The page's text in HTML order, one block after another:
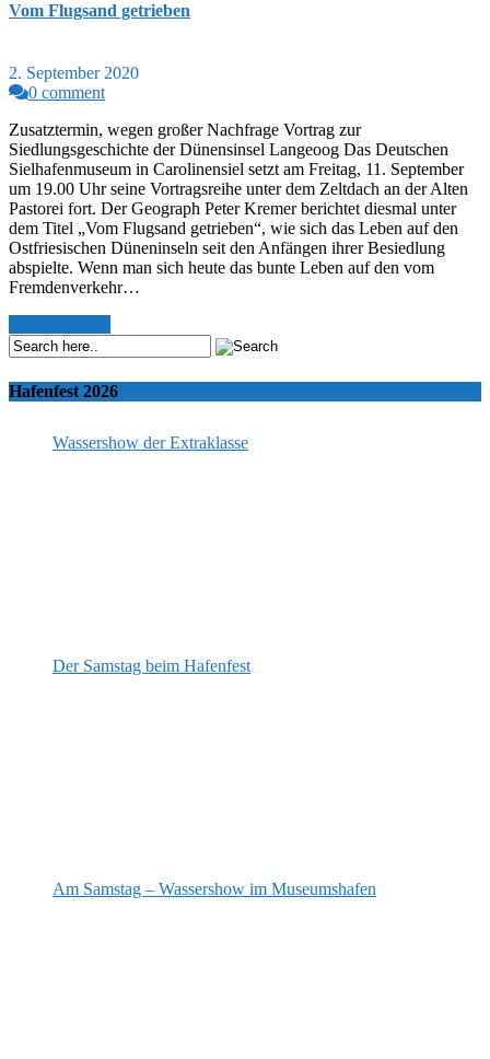
Vom Flugsand getrieben
2. September 2020
0 comment
Zusatztermin, wegen großer Nachfrage Vortrag zur
Siedlungsgeschichte der Dünensinsel Langeoog Das Deutschen
Sielhafenmuseum in Carolinensiel setzt am Freitag, 11. September
um 19.00 Uhr seine Vortragsreihe unter dem Zeltdach an der Alten
Pastorei fort. Der Geograph Peter Kremer berichtet diesmal unter
dem Titel „Vom Flugsand getrieben“, wie sich das Leben auf den
Ostfriesischen Düneninseln seit den Anfängen ihrer Besiedlung
abspielte. Wenn man sich heute das bunte Leben auf den vom
Fremdenverkehr…
Hafenfest 2026
Wassershow der Extraklasse
Der Samstag beim Hafenfest
Am Samstag – Wassershow im Museumshafen